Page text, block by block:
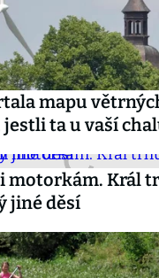
mapu
jestli ta u vaší
motorkám. Král
jiné děsí